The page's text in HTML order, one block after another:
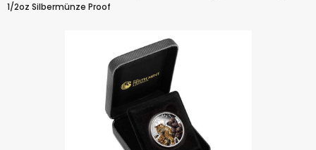
1/2oz Silbermünze Proof